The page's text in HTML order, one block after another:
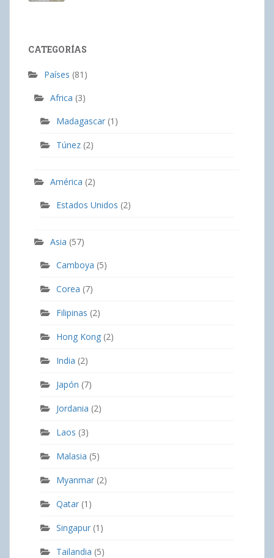
CATEGORÍAS
Países (81)
Africa (3)
Madagascar (1)
Túnez (2)
América (2)
Estados Unidos (2)
Asia (57)
Camboya (5)
Corea (7)
Filipinas (2)
Hong Kong (2)
India (2)
Japón (7)
Jordania (2)
Laos (3)
Malasia (5)
Myanmar (2)
Qatar (1)
Singapur (1)
Tailandia (5)